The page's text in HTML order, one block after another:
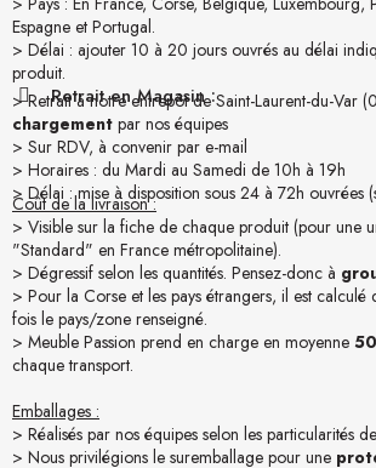
Espagne et Portugal.
> Délai : ajouter 10 à 20 jours ouvrés au délai
produit.
Retrait en Magasin :
> Retrait à notre entrepôt de Saint-Laurent-du-Var
chargement par nos équipes
> Sur RDV, à convenir par e-mail
> Horaires : du Mardi au Samedi de 10h à 19h
> Délai : mise à disposition sous 24 à 72h ouvrées
Coût de la livraison :
> Visible sur la fiche de chaque produit (pour une
"Standard" en France métropolitaine).
> Dégressif selon les quantités. Pensez-donc à
> Pour la Corse et les pays étrangers, il est calculé
fois le pays/zone renseigné.
> Meuble Passion prend en charge en moyenne
chaque transport.
Emballages :
> Réalisés par nos équipes selon les particularités
> Nous privilégions le suremballage pour une